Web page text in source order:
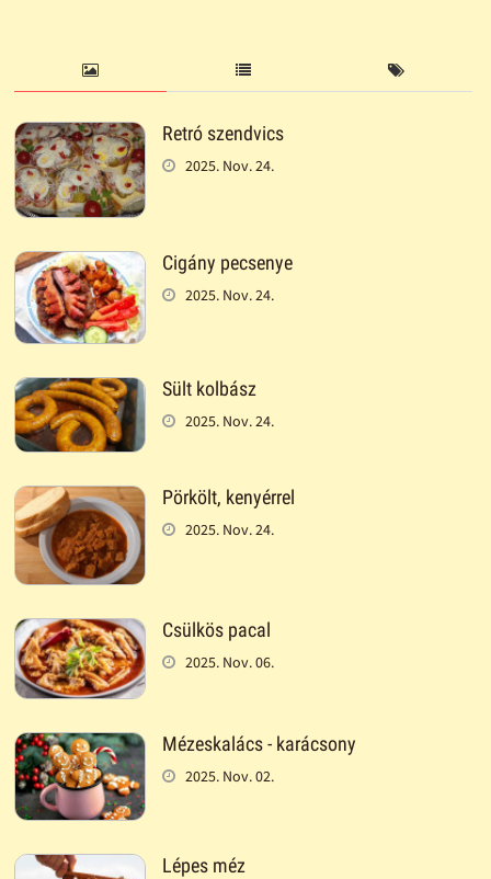
Retró szendvics
2025. Nov. 24.
Cigány pecsenye
2025. Nov. 24.
Sült kolbász
2025. Nov. 24.
Pörkölt, kenyérrel
2025. Nov. 24.
Csülkös pacal
2025. Nov. 06.
Mézeskalács - karácsony
2025. Nov. 02.
Lépes méz